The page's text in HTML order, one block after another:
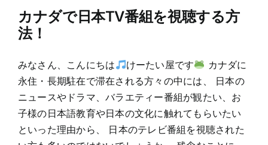
カナダで日本TV番組を視聴する方
法！
みなさん、こんにちは けーたい屋です
カナダに
永住・長期駐在で滞在される方々の中には、 日本の
ニュースやドラマ、バラエティー番組が観たい、お
子様の日本語教育や日本の文化に触れてもらいたい
といった理由から、 日本のテレビ番組を視聴された